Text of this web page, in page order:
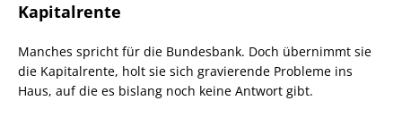
Kapitalrente
Manches spricht für die Bundesbank. Doch übernimmt sie
die Kapitalrente, holt sie sich gravierende Probleme ins
Haus, auf die es bislang noch keine Antwort gibt.